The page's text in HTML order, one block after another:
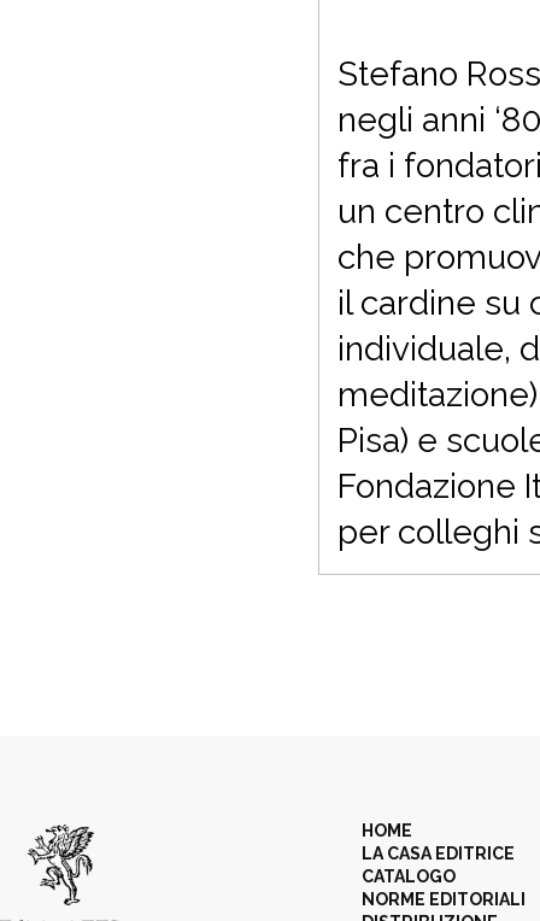
Stefano
negli anni
fra i
un centro
che
il cardine su
individuale,
Pisa) e
Fondazione
per colleghi
HOME
LA CASA EDITRICE
CATALOGO
NORME EDITORIALI